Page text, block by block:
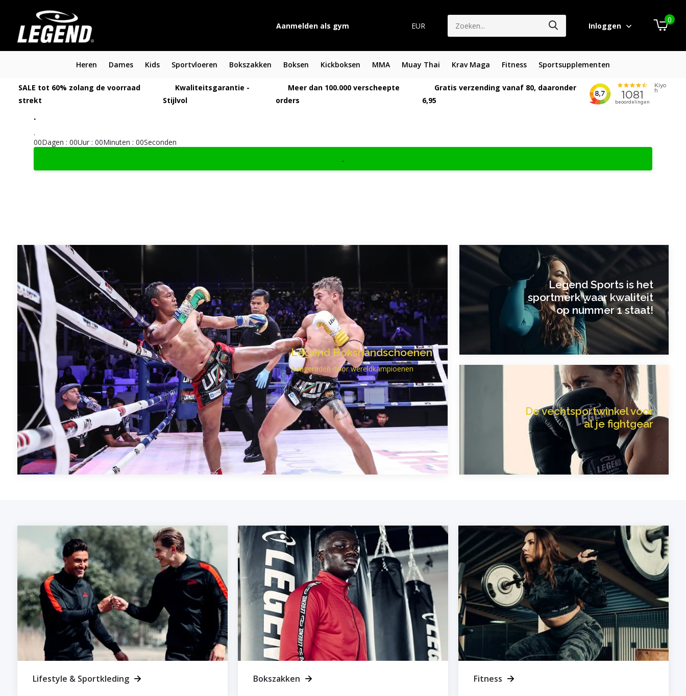
Aanmelden als gym EUR Inloggen
0
Heren Dames Kids Sportvloeren Bokszakken Boksen Kickboksen MMA Muay Thai Krav Maga Fitness Sportsupplementen
SALE tot 60% zolang de voorraad
strekt
Kwaliteitsgarantie -
Stijlvol
Meer dan 100.000 verscheepte
orders
Gratis verzending vanaf 80, daaronder
6,95
.
.
00Dagen : 00Uur: 00Minuten : 00Seconden
.
Legend Bokshandschoenen
Aangeraden door wereldkampioenen
Legend Sports is het
sportmerk waar kwaliteit
op nummer 1 staat!
De vechtsportwinkel voor
al je fightgear
Lifestyle & Sportkleding Bokszakken Fitness